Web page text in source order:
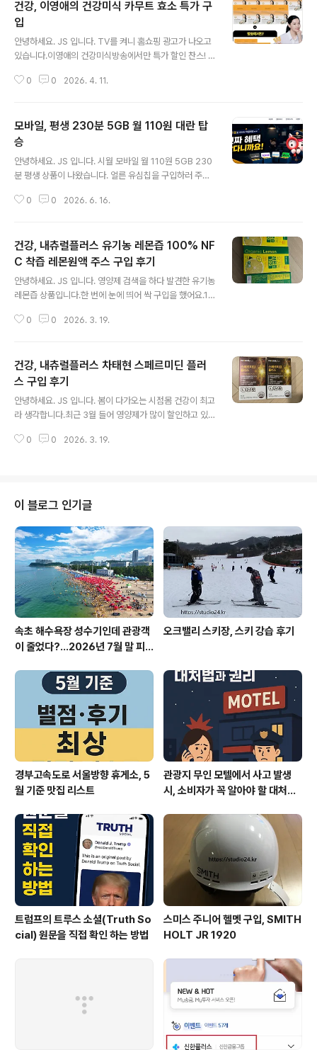
건강, 이영애의 건강미식 카무트 효소 특가 구
입
안녕하세요. JS 입니다. TV를 켜니 홈쇼핑 광고가 나오고
있습니다.이영애의 건강미식방송에서만 특가 할인 찬스! 9
19,000원 추가 할인 만원 = 209,000원특가 가격 맞나
효소가 필요했는데, 마침 잘 구입한 거 같아요. 나이 먹을수
록 소화 능력이 떨어지게 됩니다.이럴 때 효소 2-3개월 구
입해서 먹으면 상당히 효과를 보았습니다. 과거 유산균을
먹기 시작하다가 이젠 효소까지...나이가 드니 소화 능력이
떨어지고, 이런 건강 보조 식품? 먹어야 하는가 봐요. 효소
를 찾고 계신 분들이라면 한 번쯤 참고하시면 좋을 거 같
0 0 2026. 4. 11.
모바일, 평생 230분 5GB 월 110원 대란 탑
승
안녕하세요. JS 입니다. 시월 모바일 월 110원 5GB 230
분 평생 상품이 나왔습니다. 얼른 유심칩을 구입하러 주변
인할 수 있습니다.2개 구입! 성공 유심이 없으면, 가입이 불
다.보유 유심 인증 진행가입을 진행합니다. 개인 인증 및 가
입 정보를 입력하고, 희망 선호를 선택하면 완료됩니다.실
프 개통 진행은 시간이 좀 걸려 진행되었습니다.희망 번호
입력 후 가입이 완료되었습니다. 이제 월 110원으로 평생
사용하게 되었습니다.
0 0 2026. 6. 16.
건강, 내츄럴플러스 유기농 레몬즙 100% NF
C 착즙 레몬원액 주스 구입 후기
안녕하세요. JS 입니다. 영양제 검색을 하다 발견한 유기농
레몬즙 상품입니다.한 번에 눈에 띄어 싹 구입을 했어요.15
입10개 47,000원 이지만, 후기 쓰고 하면 가격이 차지해
서 구입했어요. 저는 무조건 스페인산 유기농 레몬을 구입
하고 있습니다.이번 제품도 100% 생레몬 착츱첨가물 하
나도 없는 제품입니다. 비타민 가득한 레몬즙아침에 공복
에 꿀과 함께 타 먹고 있어요.레몬즙에 꿀, 이 조합으로 5년
넘게 건강을 관리하고 있습니다. 레몬의 신맛으로 산성식
품으로 잘못 알고 계신 분들이 많아요.레몬은 사실 알칼리
0 0 2026. 3. 19.
건강, 내츄럴플러스 차태현 스페르미딘 플러
스 구입 후기
안녕하세요. JS 입니다. 봄이 다가오는 시점몸 건강이 최고
라 생각합니다.최근 3월 들어 영양제가 많이 할인하고 있
전하고 있어 눈에 띄었습니다.스페르미딘 역시 100% 식
에 들어있는 유기화합물다양한 조직과 세포에 존재하며,
세포의 성장, 분열, 자기 포식과 같은 중요한 생리적 과정에
관여합니다. 나의 미래를 위해서는 챙겨 먹어야 하는 영양
제입니다. 구입 가격은 2개 16,900원 : 11,390원 누가 먹
어야 하나?건강하고 활동적인 삶을 원하는 분세포 건강에
관심 많으신 분건강관리가 필..
0 0 2026. 3. 19.
이 블로그 인기글
속초 해수욕장 성수기인데 관광객
이 줄었다?…2026년 7월 말 피
오크밸리 스키장, 스키 강습 후기
경부고속도로 서울방향 휴게소, 5
월 기준 맛집 리스트
관광지 무인 모텔에서 사고 발생
시, 소비자가 꼭 알아야 할 대처법
트럼프의 트루스 소셜(Truth So
cial) 원문을 직접 확인 하는 방법
스미스 주니어 헬멧 구입, SMITH
HOLT JR 1920